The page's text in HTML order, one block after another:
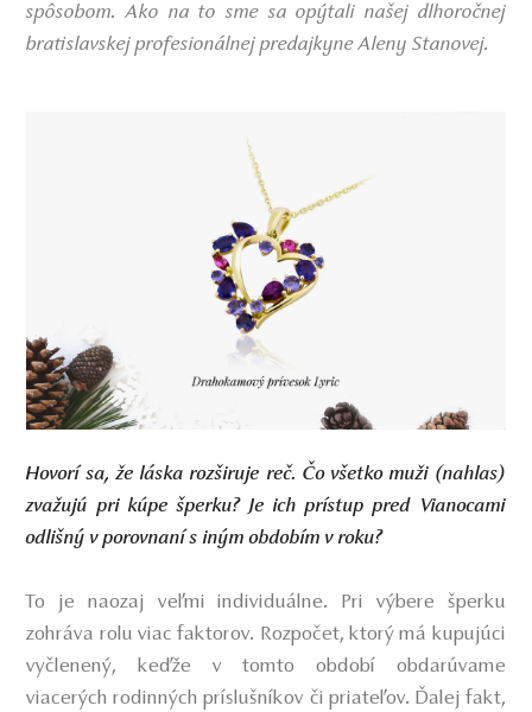
spôsobom. Ako na to sme sa opýtali našej dlhoročnej
bratislavskej profesionálnej predajkyne Aleny Stanovej.
Hovorí sa, že láska rozširuje reč. Čo všetko muži (nahlas)
zvažujú pri kúpe šperku? Je ich prístup pred Vianocami
odlišný v porovnaní s iným obdobím v roku?
To je naozaj veľmi individuálne. Pri výbere šperku
zohráva rolu viac faktorov. Rozpočet, ktorý má kupujúci
vyčlenený, keďže v tomto období obdarúvame
viacerých rodinných príslušníkov či priateľov. Ďalej fakt,